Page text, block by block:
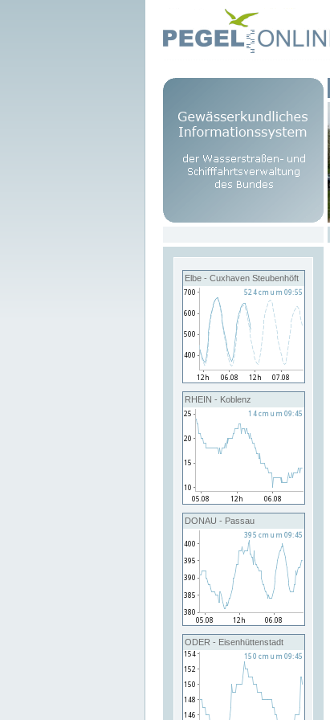
Elbe - Cuxhaven Steubenhöft
RHEIN - Koblenz
DONAU - Passau
ODER - Eisenhüttenstadt